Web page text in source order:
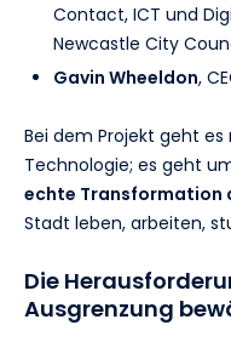
Contact, ICT und
Newcastle City
Gavin Wheeldon,
Bei dem Projekt geht
Technologie; es geht
echte Transformation
Stadt leben, arbeiten,
Die
Ausgrenzung